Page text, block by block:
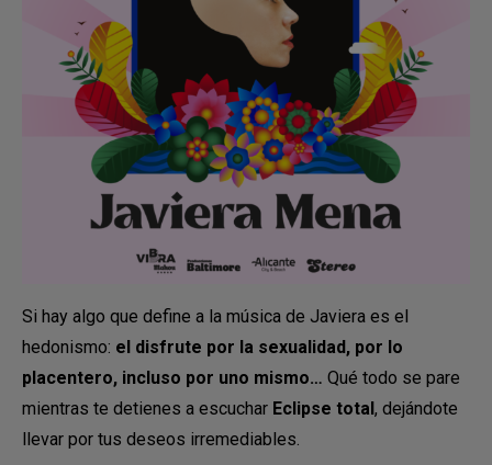
Si hay algo que define a la música de Javiera es el
hedonismo: el disfrute por la sexualidad, por lo
placentero, incluso por uno mismo… Qué todo se pare
mientras te detienes a escuchar Eclipse total, dejándote
llevar por tus deseos irremediables.